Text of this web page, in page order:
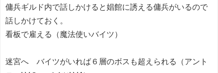
傭兵ギルド内で話しかけると娼館に誘える傭兵がいるので
話しかけておく。
看板で雇える（魔法使いバイツ）
迷宮へ バイツがいれば６層のボスも超えられる（アント